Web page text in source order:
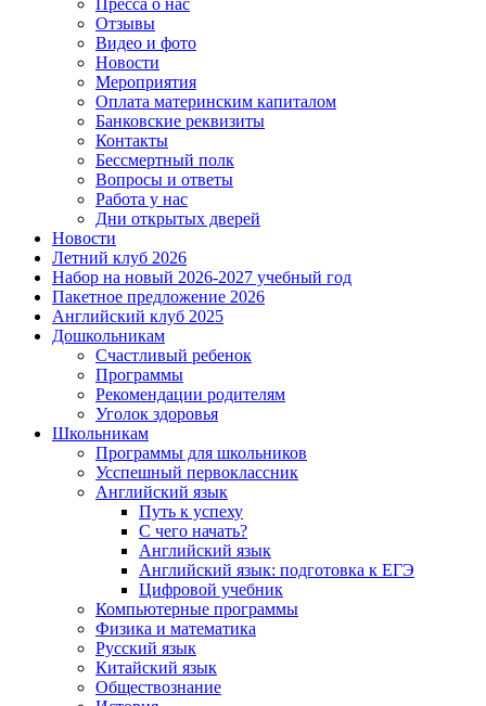
Отзывы
Видео и фото
Новости
Мероприятия
Оплата материнским капиталом
Банковские реквизиты
Контакты
Бессмертный полк
Вопросы и ответы
Работа у нас
Дни открытых дверей
Новости
Летний клуб 2026
Набор на новый 2026-2027 учебный год
Пакетное предложение 2026
Английский клуб 2025
Дошкольникам
Счастливый ребенок
Программы
Рекомендации родителям
Уголок здоровья
Школьникам
Программы для школьников
Усспешный первоклассник
Английский язык
Путь к успеху
С чего начать?
Английский язык
Английский язык: подготовка к ЕГЭ
Цифровой учебник
Компьютерные программы
Физика и математика
Русский язык
Китайский язык
Обществознание